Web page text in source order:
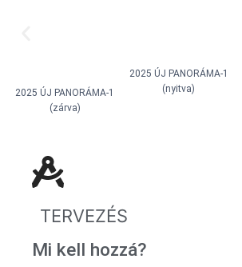
2025 ÚJ PANORÁMA-1
(zárva)
2025 ÚJ PANORÁMA-1
(nyitva)
TERVEZÉS
Mi kell hozzá?